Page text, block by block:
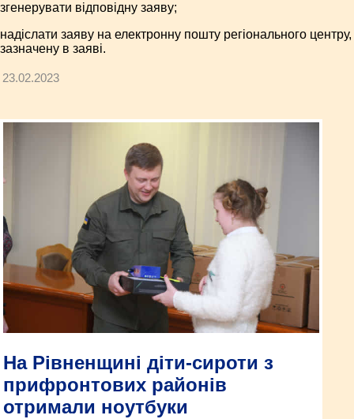
згенерувати відповідну заяву;
надіслати заяву на електронну пошту регіонального центру,
зазначену в заяві.
23.02.2023
На Рівненщині діти-сироти з
прифронтових районів
отримали ноутбуки